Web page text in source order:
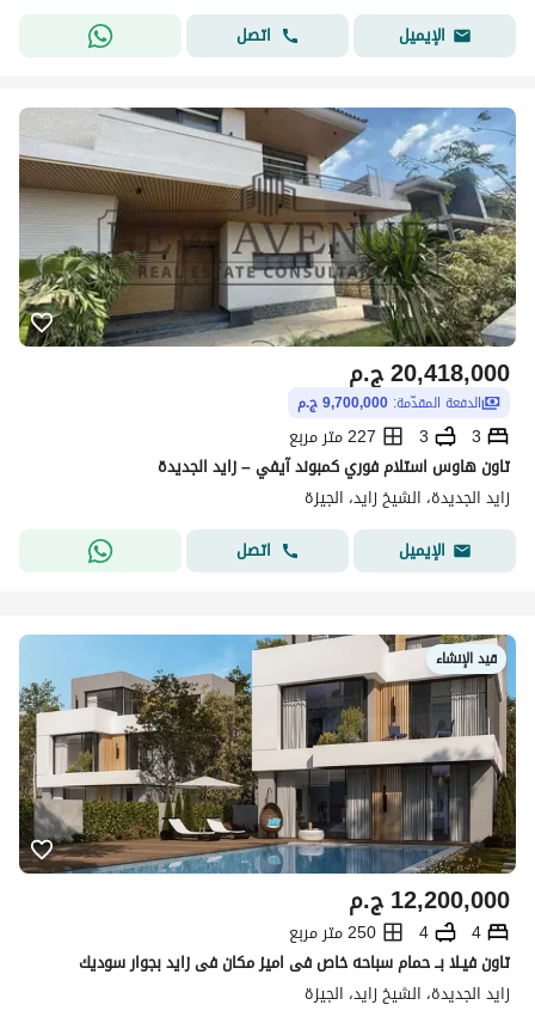
الإيميل
اتصل
ج.م20,418,000
الدفعة المقدّمة: 9,700,000 ج.م
3
3
227 متر مربع
تاون هاوس استلام فوري كمبوند آيفي – زايد الجديدة
زايد الجديدة، الشيخ زايد، الجيزة
الإيميل
اتصل
قيد الإنشاء
ج.م12,200,000
4
4
250 متر مربع
تاون فيـلا بــ حمام سباحه خاص فى اميز مكان فى زايد بجوار سوديك
زايد الجديدة، الشيخ زايد، الجيزة